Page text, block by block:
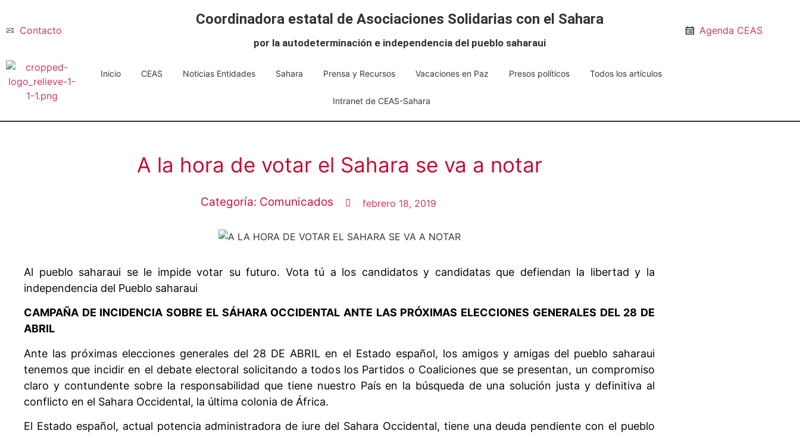
Contacto
Coordinadora estatal de Asociaciones Solidarias con el Sahara
por la autodeterminación e independencia del pueblo saharaui
Agenda CEAS
Inicio CEAS Noticias Entidades Sahara Prensa y Recursos Vacaciones en Paz Presos políticos Todos los artículos
Intranet de CEAS-Sahara
A la hora de votar el Sahara se va a notar
Categoría: Comunicados febrero 18, 2019
Al pueblo saharaui se le impide votar su futuro. Vota tú a los candidatos y candidatas que defiendan la libertad y la
independencia del Pueblo saharaui
CAMPAÑA DE INCIDENCIA SOBRE EL SÁHARA OCCIDENTAL ANTE LAS PRÓXIMAS ELECCIONES GENERALES DEL 28 DE
ABRIL
Ante las próximas elecciones generales del 28 DE ABRIL en el Estado español, los amigos y amigas del pueblo saharaui
tenemos que incidir en el debate electoral solicitando a todos los Partidos o Coaliciones que se presentan, un compromiso
claro y contundente sobre la responsabilidad que tiene nuestro País en la búsqueda de una solución justa y definitiva al
conflicto en el Sahara Occidental, la última colonia de África.
El Estado español, actual potencia administradora de iure del Sahara Occidental, tiene una deuda pendiente con el pueblo